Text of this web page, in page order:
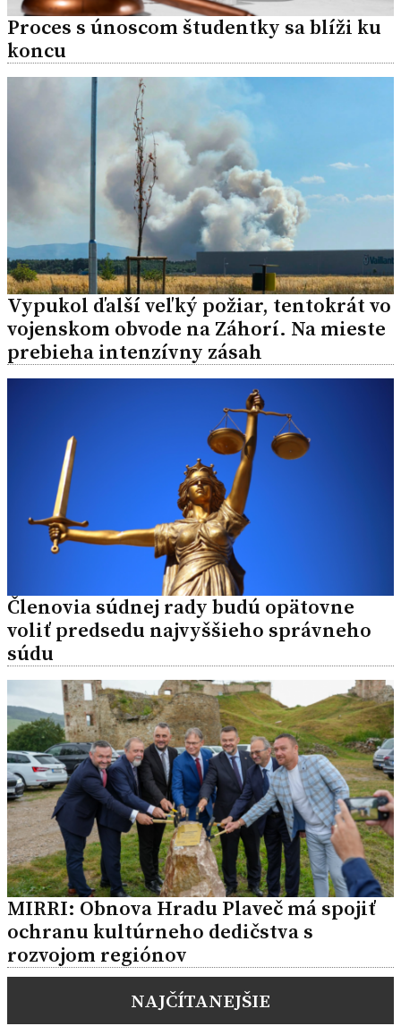
Proces s únoscom študentky sa blíži ku
koncu
Vypukol ďalší veľký požiar, tentokrát vo
vojenskom obvode na Záhorí. Na mieste
prebieha intenzívny zásah
Členovia súdnej rady budú opätovne
voliť predsedu najvyššieho správneho
súdu
MIRRI: Obnova Hradu Plaveč má spojiť
ochranu kultúrneho dedičstva s
rozvojom regiónov
NAJČÍTANEJŠIE